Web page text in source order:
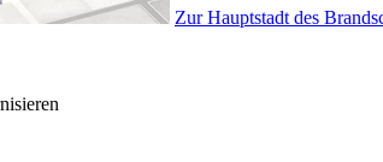
Zur Hauptstadt des